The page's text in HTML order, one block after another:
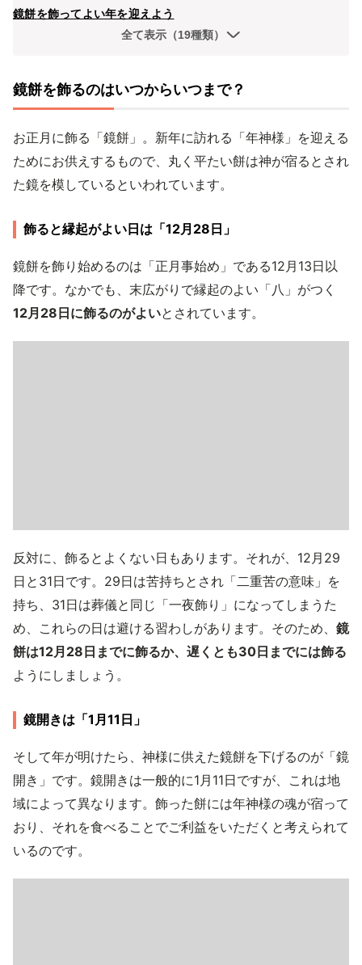
鏡餅を飾ってよい年を迎えよう
全て表示（19種類）
鏡餅を飾るのはいつからいつまで？
お正月に飾る「鏡餅」。新年に訪れる「年神様」を迎える
ためにお供えするもので、丸く平たい餅は神が宿るとされ
た鏡を模しているといわれています。
飾ると縁起がよい日は「12月28日」
鏡餅を飾り始めるのは「正月事始め」である12月13日以
降です。なかでも、末広がりで縁起のよい「八」がつく
12月28日に飾るのがよいとされています。
反対に、飾るとよくない日もあります。それが、12月29
日と31日です。29日は苦持ちとされ「二重苦の意味」を
持ち、31日は葬儀と同じ「一夜飾り」になってしまうた
め、これらの日は避ける習わしがあります。そのため、 鏡
餅は12月28日までに飾るか、遅くとも30日までには飾る
ようにしましょう。
鏡開きは「1月11日」
そして年が明けたら、神様に供えた鏡餅を下げるのが「鏡
開き」です。鏡開きは一般的に1月11日ですが、これは地
域によって異なります。飾った餅には年神様の魂が宿って
おり、それを食べることでご利益をいただくと考えられて
いるのです。